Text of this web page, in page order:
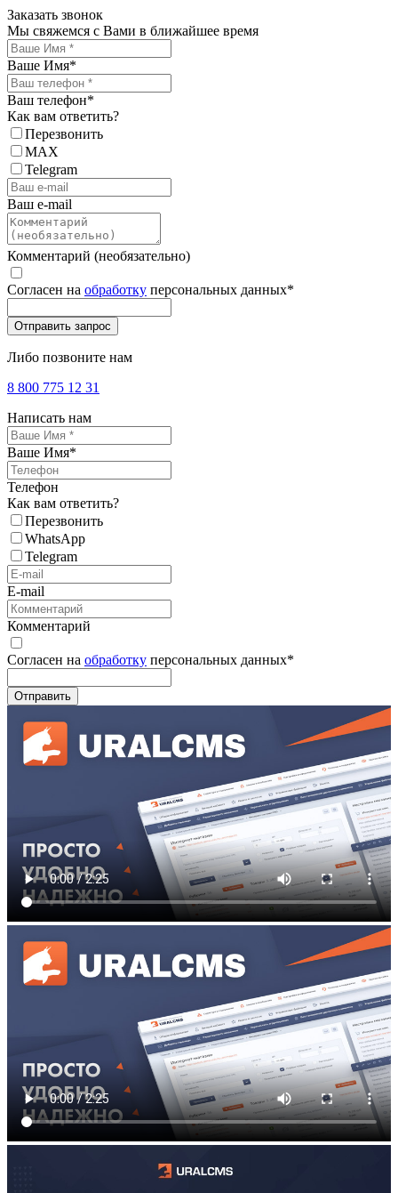
Заказать звонок
Мы свяжемся с Вами в ближайшее время
Ваше Имя*
Ваш телефон*
Как вам ответить?
Перезвонить
MAX
Telegram
Ваш e-mail
Комментарий (необязательно)
Согласен на обработку персональных данных*
Либо позвоните нам
8 800 775 12 31
Написать нам
Ваше Имя*
Телефон
Как вам ответить?
Перезвонить
WhatsApp
Telegram
E-mail
Комментарий
Согласен на обработку персональных данных*